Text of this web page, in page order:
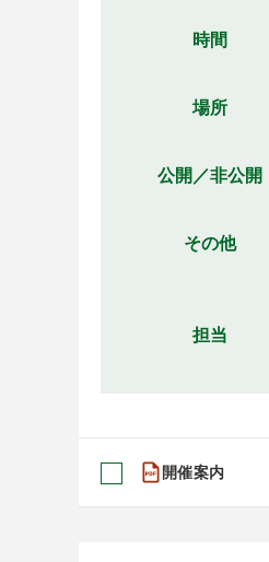
時間
場所
公開／非公開
その他
担当
開催案内